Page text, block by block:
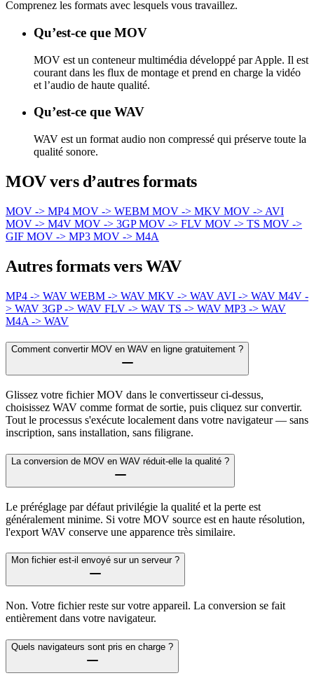
Comprenez les formats avec lesquels vous travaillez.
Qu’est-ce que MOV
MOV est un conteneur multimédia développé par Apple. Il est
courant dans les flux de montage et prend en charge la vidéo
et l’audio de haute qualité.
Qu’est-ce que WAV
WAV est un format audio non compressé qui préserve toute la
qualité sonore.
MOV vers d’autres formats
MOV -> MP4 MOV -> WEBM MOV -> MKV MOV -> AVI
MOV -> M4V MOV -> 3GPMOV -> FLV MOV -> TS MOV ->
GIF MOV -> MP3 MOV -> M4A
Autres formats vers WAV
MP4 -> WAV WEBM -> WAV MKV -> WAV AVI -> WAV M4V -
> WAV 3GP -> WAV FLV -> WAV TS -> WAV MP3 -> WAV
M4A -> WAV
Comment convertir MOV en WAV en ligne gratuitement ?
Glissez votre fichier MOV dans le convertisseur ci-dessus,
choisissez WAV comme format de sortie, puis cliquez sur convertir.
Tout le processus s'exécute localement dans votre navigateur — sans
inscription, sans installation, sans filigrane.
La conversion de MOV en WAV réduit-elle la qualité ?
Le préréglage par défaut privilégie la qualité et la perte est
généralement minime. Si votre MOV source est en haute résolution,
l'export WAV conserve une apparence très similaire.
Mon fichier est-il envoyé sur un serveur ?
Non. Votre fichier reste sur votre appareil. La conversion se fait
entièrement dans votre navigateur.
Quels navigateurs sont pris en charge ?